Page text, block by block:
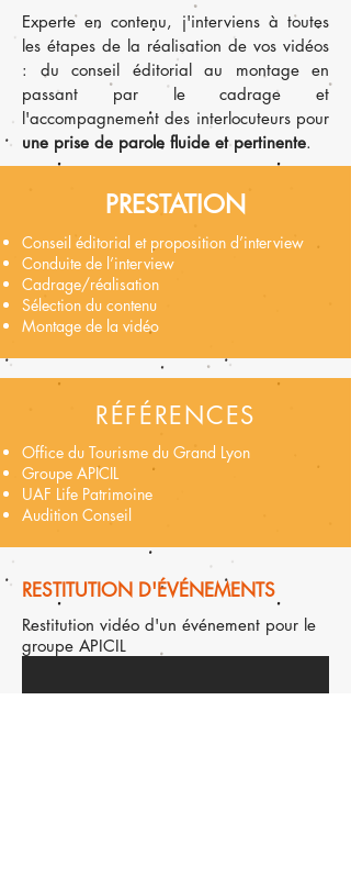
Experte en contenu, j'interviens à toutes
les étapes de la réalisation de vos vidéos
: du conseil éditorial au montage en
passant par le cadrage et
l'accompagnement des interlocuteurs pour
une prise de parole fluide et pertinente.
PRESTATION
Conseil éditorial et proposition d’interview
Conduite de l’interview
Cadrage/réalisation
Sélection du contenu
Montage de la vidéo
RÉFÉRENCES
Office du Tourisme du Grand Lyon
Groupe APICIL
UAF Life Patrimoine
Audition Conseil
RESTITUTION D'ÉVÉNEMENTS
Restitution vidéo d'un événement pour le
groupe APICIL